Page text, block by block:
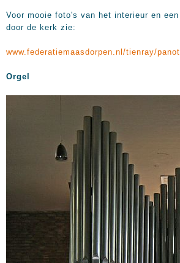
Voor mooie foto's van het interieur en
door de kerk zie:
www.federatiemaasdorpen.nl/tienray/
Orgel